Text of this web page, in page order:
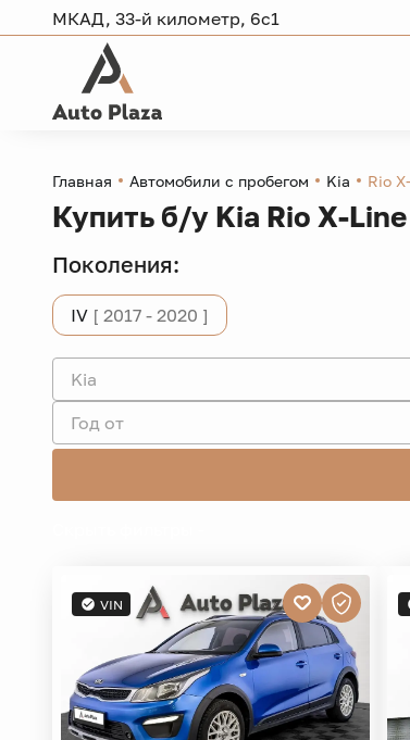
МКАД, 33-й километр, 6с1
Главная Автомобили с пробегом Kia Rio
Купить б/у Kia Rio X-
Поколения:
IV [ 2017 - 2020 ]
Kia
Год от
VIN